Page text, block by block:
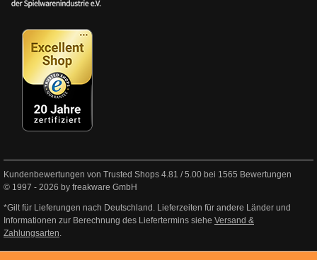
Kundenbewertungen von Trusted Shops 4.81 /5.00 bei 1565 Bewertungen
© 1997 - 2026 by freakware GmbH
*Gilt für Lieferungen nach Deutschland. Lieferzeiten für andere Länder und
Informationen zur Berechnung des Liefertermins siehe Versand &
Zahlungsarten.